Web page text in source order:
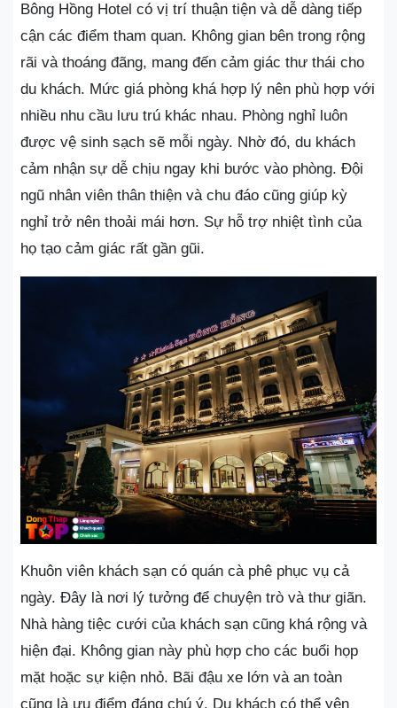
Bông Hồng Hotel có vị trí thuận tiện và dễ dàng tiếp
cận các điểm tham quan. Không gian bên trong rộng
rãi và thoáng đãng, mang đến cảm giác thư thái cho
du khách. Mức giá phòng khá hợp lý nên phù hợp với
nhiều nhu cầu lưu trú khác nhau. Phòng nghỉ luôn
được vệ sinh sạch sẽ mỗi ngày. Nhờ đó, du khách
cảm nhận sự dễ chịu ngay khi bước vào phòng. Đội
ngũ nhân viên thân thiện và chu đáo cũng giúp kỳ
nghỉ trở nên thoải mái hơn. Sự hỗ trợ nhiệt tình của
họ tạo cảm giác rất gần gũi.
Khuôn viên khách sạn có quán cà phê phục vụ cả
ngày. Đây là nơi lý tưởng để chuyện trò và thư giãn.
Nhà hàng tiệc cưới của khách sạn cũng khá rộng và
hiện đại. Không gian này phù hợp cho các buổi họp
mặt hoặc sự kiện nhỏ. Bãi đậu xe lớn và an toàn
cũng là ưu điểm đáng chú ý. Du khách có thể yên